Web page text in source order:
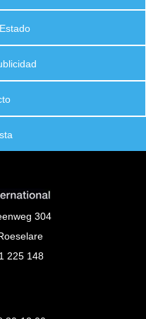
304
225 148